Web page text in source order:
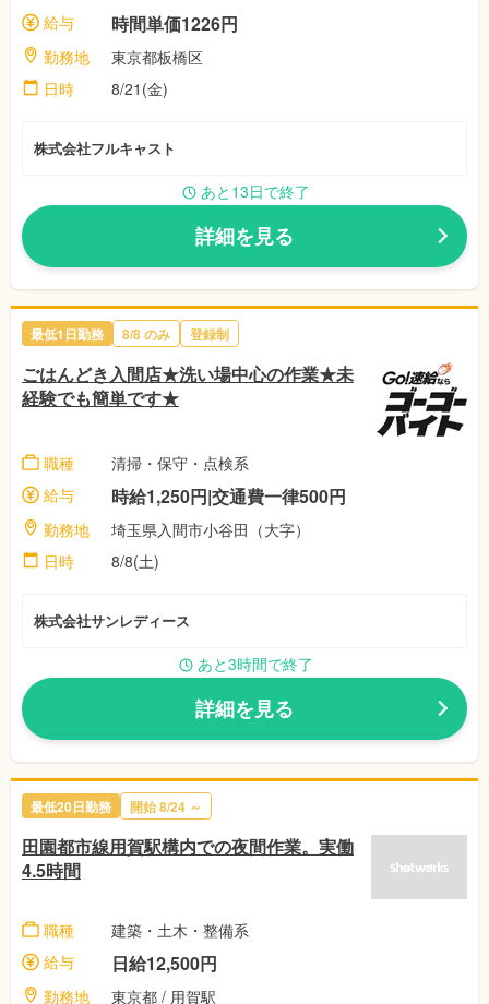
給与
時間単価1226円
勤務地
東京都板橋区
日時
8/21(金)
株式会社フルキャスト
あと13日で終了
詳細を見る
最低1日勤務 8/8のみ 登録制
ごはんどき入間店★洗い場中心の作業★未
経験でも簡単です★
職種
清掃・保守・点検系
給与
時給1,250円|交通費一律500円
勤務地
埼玉県入間市小谷田（大字）
日時
8/8(土)
株式会社サンレディース
あと3時間で終了
詳細を見る
最低20日勤務 開始8/24 ～
田園都市線用賀駅構内での夜間作業。実働
4.5時間
職種
建築・土木・整備系
給与
日給12,500円
勤務地 東京都 / 用賀駅